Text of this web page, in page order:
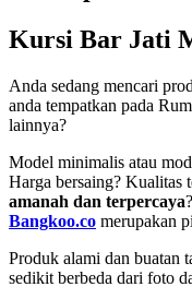
Kursi Bar Jati
Anda sedang mencari
anda tempatkan pada
lainnya?
Model minimalis atau
Harga bersaing? Kualitas
amanah dan terpercaya
Bangkoo.co merupakan
Produk alami dan buatan
sedikit berbeda dari foto